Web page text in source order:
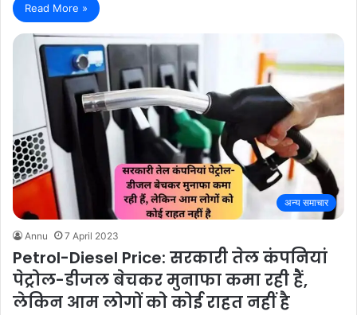
Read More »
अन्य समाचार
Annu 7 April 2023
Petrol-Diesel Price: सरकारी तेल कंपनियां
पेट्रोल-डीजल बेचकर मुनाफा कमा रही हैं,
लेकिन आम लोगों को कोई राहत नहीं है